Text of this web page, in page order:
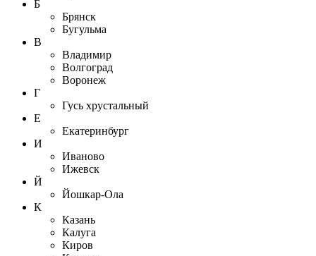
Б
Брянск
Бугульма
В
Владимир
Волгоград
Воронеж
Г
Гусь хрустальный
Е
Екатеринбург
И
Иваново
Ижевск
Й
Йошкар-Ола
К
Казань
Калуга
Киров